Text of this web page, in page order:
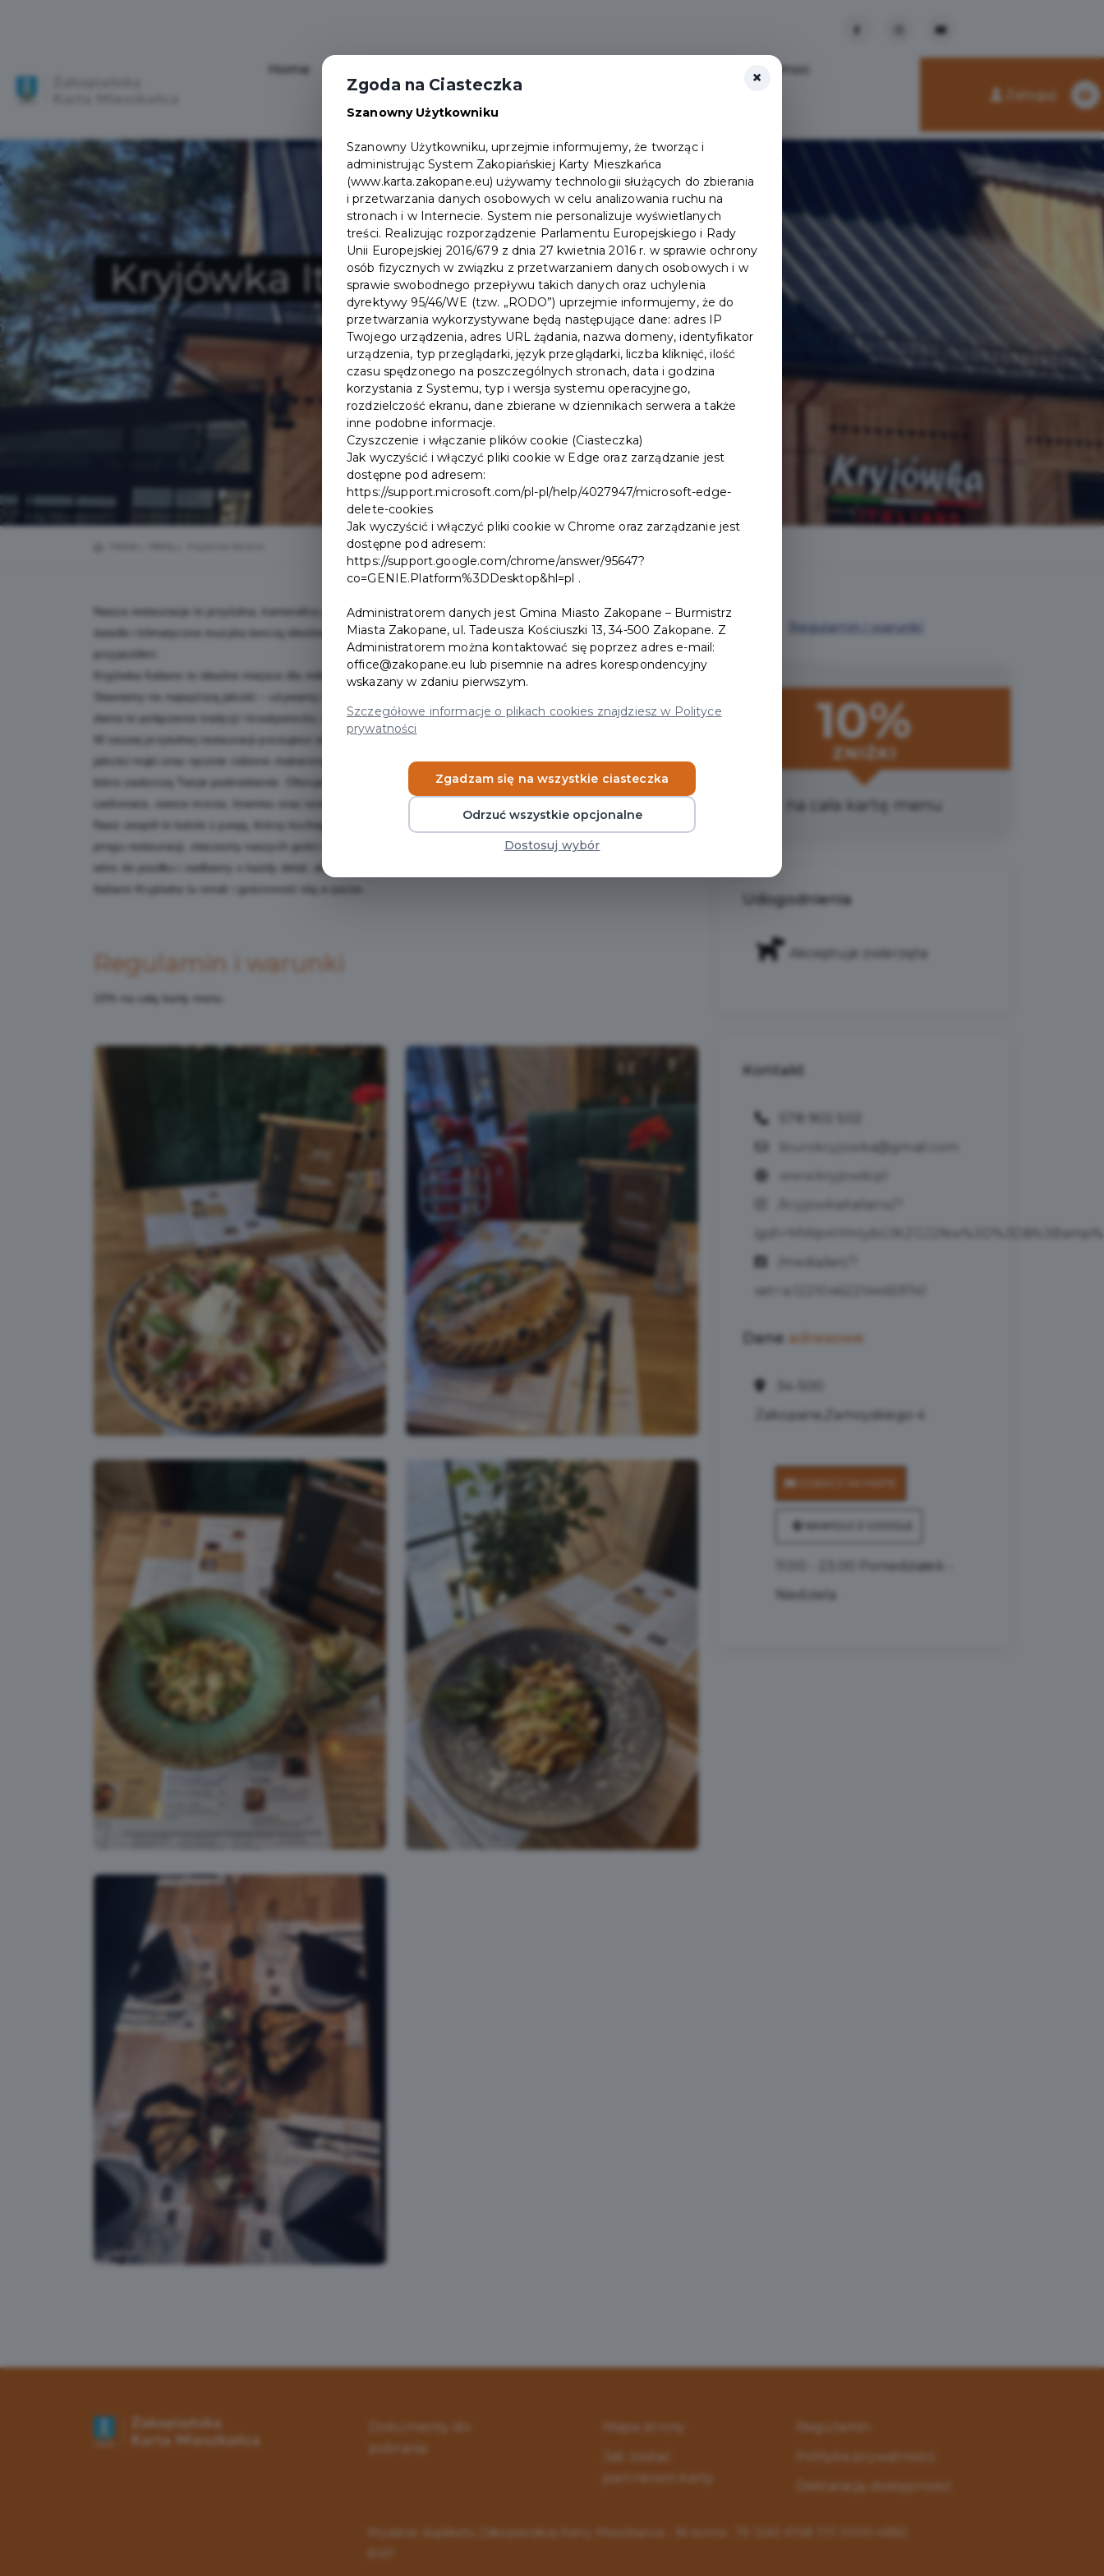
Home Pomoc
Punkty obsługi
Zaloguj
Kryjówka Italiano
Nasza restauracja to przytulna, kameralna przestrzeń z subtelnym włoskim akcentem. Ceglane ściany, delikatne
światło i klimatyczna muzyka tworzą idealne miejsce na romantyczną kolację, rodzinny obiad czy spotkanie z
przyjaciółmi.
Kryjówka Italiano to idealne miejsce dla miłośników tradycyjnych włoskich smaków, przygotowanych z pasją.
Stawiamy na najwyższą jakość – używamy świeżych produktów oraz oryginalnych włoskich składników. Nasze
dania to połączenie tradycji i kreatywności, które zadowolą nawet najbardziej wymagających smakoszy.
W naszej przytulnej restauracji poczujesz się jak w sercu Toskanii – aromat świeżych ziół, pizza z najlepszej
jakości mąki oraz ręcznie robione makarony przeniosą Cię do słonecznej Italii. Wykwintne przystawki i desery,
które zaskoczą Twoje podniebienie. Oferujemy bogate menu pełne klasycznych włoskich dań, takich jak lasagne,
carbonara, owoce morza, tiramisu oraz szeroki wybór włoskich win, nalewek.
Nasz zespół to ludzie z pasją, którzy kochają dzielić się włoską kulturą i smakiem. Od momentu przekroczenia
progu restauracji, otaczamy naszych gości ciepłem i życzliwością. Doradzimy przy wyborze dań, polecimy idealne
wino do posiłku i zadbamy o każdy detal, aby Twoja wizyta była czystą przyjemnością.
Italiano Kryjówka tu smak i gościnność idą w parze.
Regulamin i warunki
10% na całą kartę menu
Regulamin i warunki
10%
ZNIŻKI
na cała kartę menu
Udogodnienia
Akceptuje zwierzęta
Kontakt
biurokryjowka@gmail.com
/media/set/?
set=a.122104622144659741
Dane adresowe
Zakopane,Zamoyskiego 4
11:00 - 23:00 Poniedziałek -
Niedziela
Dokumenty do
pobrania
Mapa strony
Jak zostać
partnerem karty
Regulamin
Polityka prywatności
Deklaracja dostępności
Wydanie duplikatu Zakopiańskiej Karty Mieszkańca - Nr konta : 76 1240 4748 1111 0000 4882
×
Zgoda na Ciasteczka
Szanowny Użytkowniku
Szanowny Użytkowniku, uprzejmie informujemy, że tworząc i
administrując System Zakopiańskiej Karty Mieszkańca
(www.karta.zakopane.eu) używamy technologii służących do zbierania
i przetwarzania danych osobowych w celu analizowania ruchu na
stronach i w Internecie. System nie personalizuje wyświetlanych
treści. Realizując rozporządzenie Parlamentu Europejskiego i Rady
Unii Europejskiej 2016/679 z dnia 27 kwietnia 2016 r. w sprawie ochrony
osób fizycznych w związku z przetwarzaniem danych osobowych i w
sprawie swobodnego przepływu takich danych oraz uchylenia
dyrektywy 95/46/WE (tzw. „RODO”) uprzejmie informujemy, że do
przetwarzania wykorzystywane będą następujące dane: adres IP
Twojego urządzenia, adres URL żądania, nazwa domeny, identyfikator
urządzenia, typ przeglądarki, język przeglądarki, liczba kliknięć, ilość
czasu spędzonego na poszczególnych stronach, data i godzina
korzystania z Systemu, typ i wersja systemu operacyjnego,
rozdzielczość ekranu, dane zbierane w dziennikach serwera a także
inne podobne informacje.
Czyszczenie i włączanie plików cookie (Ciasteczka)
Jak wyczyścić i włączyć pliki cookie w Edge oraz zarządzanie jest
dostępne pod adresem:
https://support.microsoft.com/pl-pl/help/4027947/microsoft-edge-
delete-cookies
Jak wyczyścić i włączyć pliki cookie w Chrome oraz zarządzanie jest
dostępne pod adresem:
https://support.google.com/chrome/answer/95647?
co=GENIE.Platform%3DDesktop&hl=pl .
Administratorem danych jest Gmina Miasto Zakopane – Burmistrz
Miasta Zakopane, ul. Tadeusza Kościuszki 13, 34-500 Zakopane. Z
Administratorem można kontaktować się poprzez adres e-mail:
office@zakopane.eu lub pisemnie na adres korespondencyjny
wskazany w zdaniu pierwszym.
Szczegółowe informacje o plikach cookies znajdziesz w Polityce
prywatności
Zgadzam się na wszystkie ciasteczka
Odrzuć wszystkie opcjonalne
Dostosuj wybór